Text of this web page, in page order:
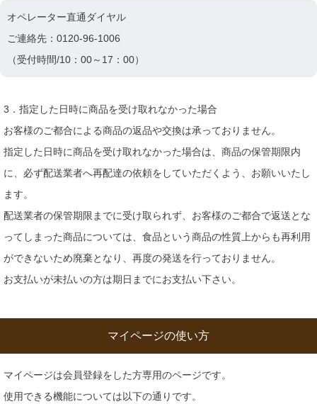
オペレーター直通ダイヤル
ご連絡先：0120-96-1006
（受付時間/10：00～17：00）
3．指定した日時に商品を受け取れなかった場合
お客様のご都合による商品の返品や交換は承っておりません。
指定した日時に商品を受け取れなかった場合は、商品の保管期限内
に、必ず配送業者へ再配達の依頼をしていただくよう、お願いいたし
ます。
配送業者の保管期限までに受け取られず、お客様のご都合で返送とな
ってしまった商品については、食品という商品の性質上からも再利用
ができないため廃棄となり、再度の発送を行っておりません。
お支払いが未払いの方は期日までにお支払い下さい。
マイページの使い方
マイページは会員登録をした方専用のページです。
使用できる機能については以下の通りです。